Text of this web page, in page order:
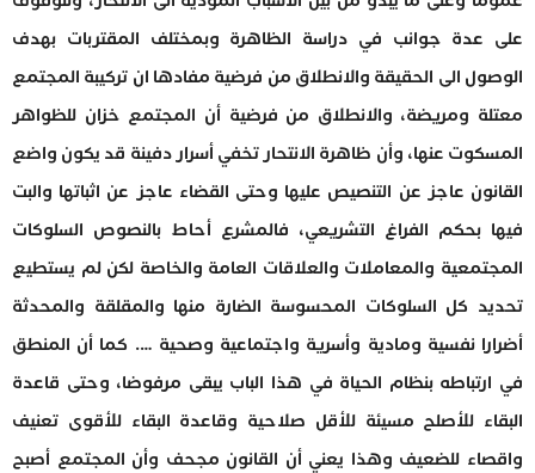
على عدة جوانب في دراسة الظاهرة وبمختلف المقتربات بهدف
الوصول الى الحقيقة والانطلاق من فرضية مفادها ان تركيبة المجتمع
معتلة ومريضة، والانطلاق من فرضية أن المجتمع خزان للظواهر
المسكوت عنها، وأن ظاهرة الانتحار تخفي أسرار دفينة قد يكون واضع
القانون عاجز عن التنصيص عليها وحتى القضاء عاجز عن اثباتها والبت
فيها بحكم الفراغ التشريعي، فالمشرع أحاط بالنصوص السلوكات
المجتمعية والمعاملات والعلاقات العامة والخاصة لكن لم يستطيع
تحديد كل السلوكات المحسوسة الضارة منها والمقلقة والمحدثة
أضرارا نفسية ومادية وأسرية واجتماعية وصحية …. كما أن المنطق
في ارتباطه بنظام الحياة في هذا الباب يبقى مرفوضا، وحتى قاعدة
البقاء للأصلح مسيئة للأقل صلاحية وقاعدة البقاء للأقوى تعنيف
واقصاء للضعيف وهذا يعني أن القانون مجحف وأن المجتمع أصبح